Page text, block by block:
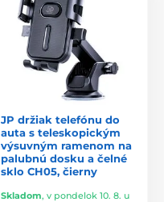
JP držiak telefónu do
auta s teleskopickým
výsuvným ramenom na
palubnú dosku a čelné
sklo CH05, čierny
Skladom, v pondelok 10. 8. u